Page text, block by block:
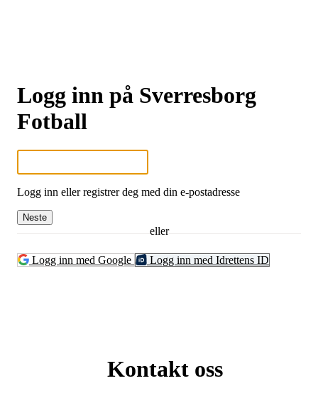
Logg inn på Sverresborg
Fotball
Logg inn eller registrer deg med din e-postadresse
Neste
eller
Logg inn med Google Logg inn med Idrettens ID
Kontakt oss